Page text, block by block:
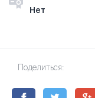
Нет
Поделиться: